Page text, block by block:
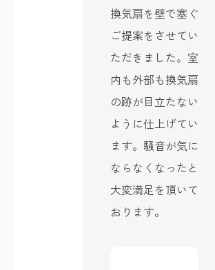
換気扇を壁で塞ぐ
ご提案をさせてい
ただきました。室
内も外部も換気扇
の跡が目立たない
ように仕上げてい
ます。騒音が気に
ならなくなったと
大変満足を頂いて
おります。